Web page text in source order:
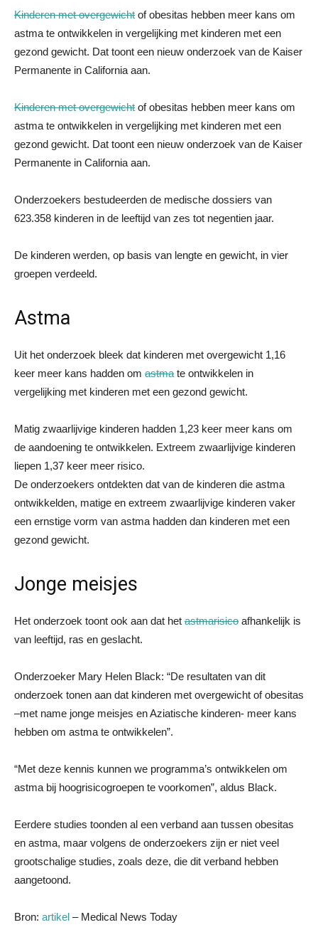
Kinderen met overgewicht of obesitas hebben meer kans om
astma te ontwikkelen in vergelijking met kinderen met een
gezond gewicht. Dat toont een nieuw onderzoek van de Kaiser
Permanente in California aan.
Kinderen met overgewicht of obesitas hebben meer kans om
astma te ontwikkelen in vergelijking met kinderen met een
gezond gewicht. Dat toont een nieuw onderzoek van de Kaiser
Permanente in California aan.
Onderzoekers bestudeerden de medische dossiers van
623.358 kinderen in de leeftijd van zes tot negentien jaar.
De kinderen werden, op basis van lengte en gewicht, in vier
groepen verdeeld.
Astma
Uit het onderzoek bleek dat kinderen met overgewicht 1,16
keer meer kans hadden om astma te ontwikkelen in
vergelijking met kinderen met een gezond gewicht.
Matig zwaarlijvige kinderen hadden 1,23 keer meer kans om
de aandoening te ontwikkelen. Extreem zwaarlijvige kinderen
liepen 1,37 keer meer risico.
De onderzoekers ontdekten dat van de kinderen die astma
ontwikkelden, matige en extreem zwaarlijvige kinderen vaker
een ernstige vorm van astma hadden dan kinderen met een
gezond gewicht.
Jonge meisjes
Het onderzoek toont ook aan dat het astmarisico afhankelijk is
van leeftijd, ras en geslacht.
Onderzoeker Mary Helen Black: “De resultaten van dit
onderzoek tonen aan dat kinderen met overgewicht of obesitas
–met name jonge meisjes en Aziatische kinderen- meer kans
hebben om astma te ontwikkelen”.
“Met deze kennis kunnen we programma’s ontwikkelen om
astma bij hoogrisicogroepen te voorkomen”, aldus Black.
Eerdere studies toonden al een verband aan tussen obesitas
en astma, maar volgens de onderzoekers zijn er niet veel
grootschalige studies, zoals deze, die dit verband hebben
aangetoond.
Bron: artikel – Medical News Today